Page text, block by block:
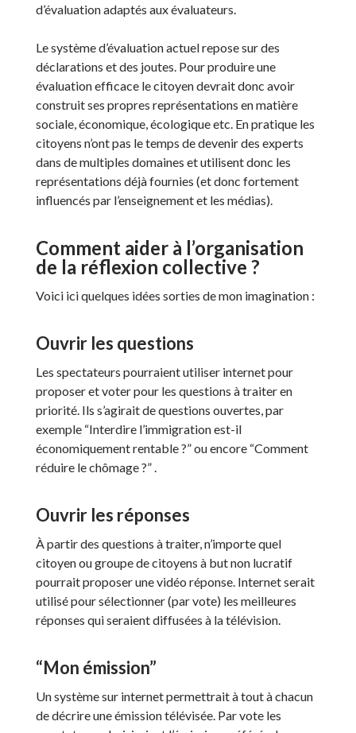
d’évaluation adaptés aux évaluateurs.
Le système d’évaluation actuel repose sur des
déclarations et des joutes. Pour produire une
évaluation efficace le citoyen devrait donc avoir
construit ses propres représentations en matière
sociale, économique, écologique etc. En pratique les
citoyens n’ont pas le temps de devenir des experts
dans de multiples domaines et utilisent donc les
représentations déjà fournies (et donc fortement
influencés par l’enseignement et les médias).
Comment aider à l’organisation
de la réflexion collective ?
Voici ici quelques idées sorties de mon imagination :
Ouvrir les questions
Les spectateurs pourraient utiliser internet pour
proposer et voter pour les questions à traiter en
priorité. Ils s’agirait de questions ouvertes, par
exemple “Interdire l’immigration est-il
économiquement rentable ?” ou encore “Comment
réduire le chômage ?” .
Ouvrir les réponses
À partir des questions à traiter, n’importe quel
citoyen ou groupe de citoyens à but non lucratif
pourrait proposer une vidéo réponse. Internet serait
utilisé pour sélectionner (par vote) les meilleures
réponses qui seraient diffusées à la télévision.
“Mon émission”
Un système sur internet permettrait à tout à chacun
de décrire une émission télévisée. Par vote les